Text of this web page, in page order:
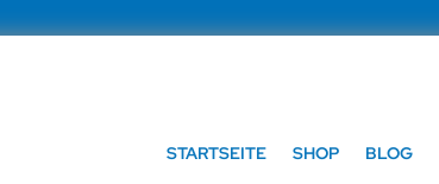
STARTSEITE SHOP BLOG